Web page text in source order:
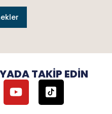
TAKIP EDIN